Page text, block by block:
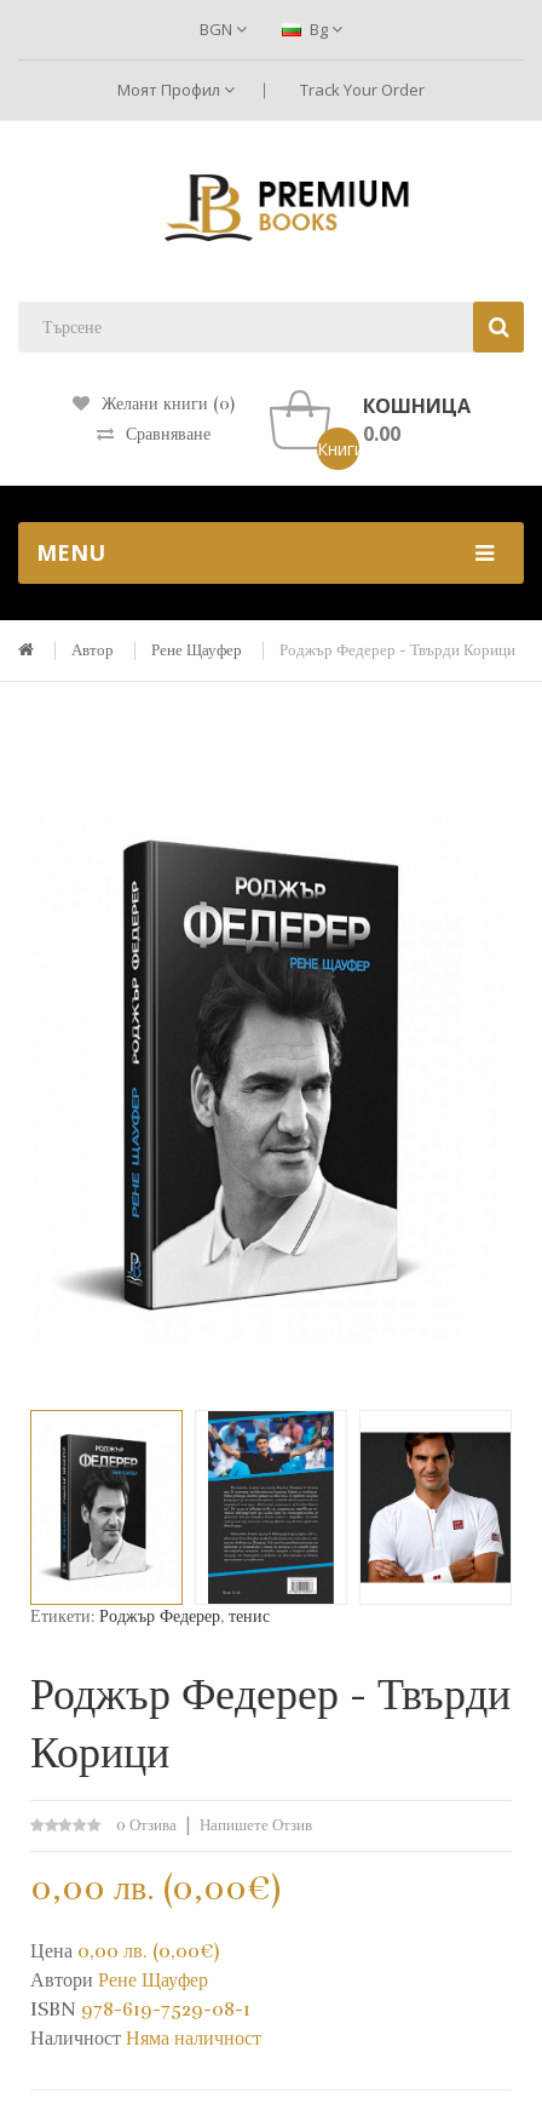
BGN Bg
Моят Профил Track Your Order
Желани книги (0)
Сравняване
Книги: 0 ()
КОШНИЦА
0.00
MENU
Автор Рене Щауфер Роджър Федерер - Твърди Корици
Етикети: Роджър Федерер, тенис
Роджър Федерер - Твърди
Корици
0 Отзива Напишете Отзив
0,00 лв. (0,00€)
Цена 0,00 лв. (0,00€)
Автори Рене Щауфер
ISBN 978-619-7529-08-1
Наличност Няма наличност